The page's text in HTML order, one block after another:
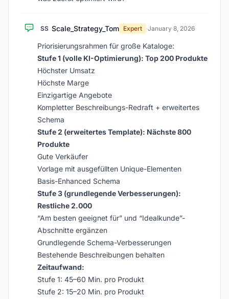
SS Scale_Strategy_Tom Expert ·January 8, 2026
Priorisierungsrahmen für große Kataloge:
Stufe 1 (volle KI-Optimierung): Top 200 Produkte
Höchster Umsatz
Höchste Marge
Einzigartige Angebote
Kompletter Beschreibungs-Redraft + erweitertes
Schema
Stufe 2 (erweitertes Template): Nächste 800
Produkte
Gute Verkäufer
Vorlage mit ausgefüllten Unique-Elementen
Basis-Enhanced Schema
Stufe 3 (grundlegende Verbesserungen):
Restliche 2.000
“Am besten geeignet für” und “Idealkunde”-
Abschnitte ergänzen
Grundlegende Schema-Verbesserungen
Bestehende Beschreibungen behalten
Zeitaufwand:
Stufe 1: 45–60 Min. pro Produkt
Stufe 2: 15–20 Min. pro Produkt